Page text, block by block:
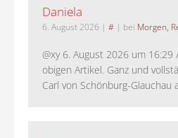
Daniela
6. August 2026 | # | bei Morgen,
@xy 6. August 2026 um
obigen Artikel. Ganz und
Carl von Schönburg-Glauchau